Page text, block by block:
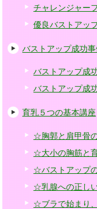
チャレンジャー
優良バストアッ
バストアップ成功事
バストアップ成
バストアップ成
育乳５つの基本講座
☆胸郭と肩甲骨
☆大小の胸筋と
☆バストアップ
☆乳腺への正し
☆ブラで始まり